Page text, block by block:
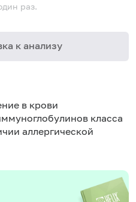
раз.
к анализу
в крови
класса
аллергической